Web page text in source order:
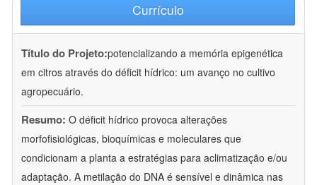
Currículo
Título do Projeto:potencializando a memória epigenética
em citros através do déficit hídrico: um avanço no cultivo
agropecuário.
Resumo: O déficit hídrico provoca alterações
morfofisiológicas, bioquímicas e moleculares que
condicionam a planta a estratégias para aclimatização e/ou
adaptação. A metilação do DNA é sensível e dinâmica nas